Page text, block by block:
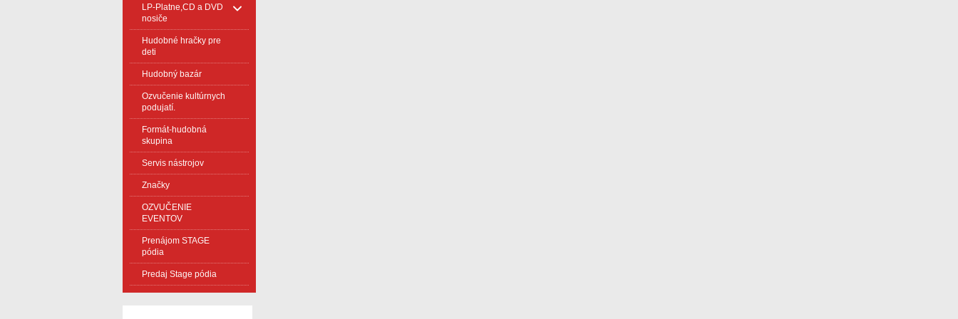
LP-Platne,CD a DVD
nosiče
Hudobné hračky pre
deti
Hudobný bazár
Ozvučenie kultúrnych
podujatí.
Formát-hudobná
skupina
Servis nástrojov
Značky
OZVUČENIE
EVENTOV
Prenájom STAGE
pódia
Predaj Stage pódia